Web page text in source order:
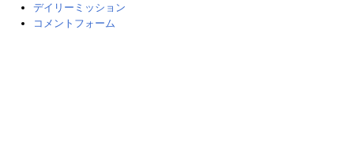
デイリーミッション
コメントフォーム